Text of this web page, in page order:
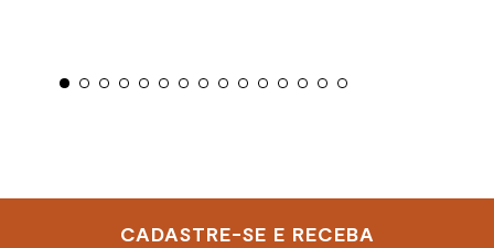
CADASTRE-SE E RECEBA